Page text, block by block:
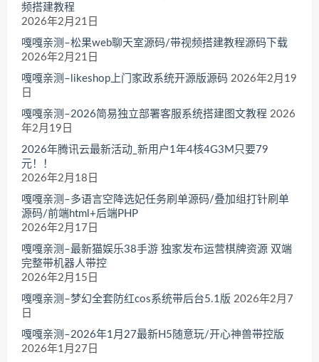
频搭建教程
2026年2月21日
嘎嘎亲测–松果web聊天室源码/带视频搭建教程源码下载
2026年2月21日
嘎嘎亲测–likeshop上门家政系统开源版源码 2026年2月19
日
嘎嘎亲测–2026简易独立部署客服系统搭建图文教程 2026
年2月19日
2026年腾讯云最新活动_新用户1年4核4G3M只要79
元！！
2026年2月18日
嘎嘎亲测–多语言空降选妃任务刷单源码/叠加组打针刷单
源码/前端html+后端PHP
2026年2月17日
嘎嘎亲测–最新猫娱乐38手游 独家发布运营棋牌资源 双端
完整带机器人带控
2026年2月15日
嘎嘎亲测–梦幻全套防红cos系统带后台5.1版 2026年2月7
日
嘎嘎亲测–2026年1月27最新H5随意玩/开心神兽带控版
2026年1月27日